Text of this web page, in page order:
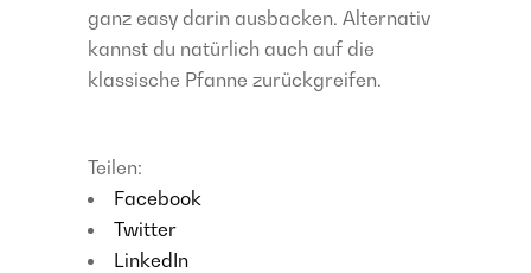
ganz easy darin ausbacken. Alternativ
kannst du natürlich auch auf die
klassische Pfanne zurückgreifen.
Teilen:
Facebook
Twitter
LinkedIn